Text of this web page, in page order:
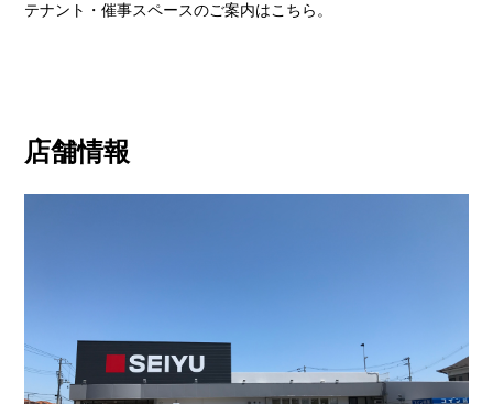
テナント・催事スペースのご案内はこちら。
店舗情報